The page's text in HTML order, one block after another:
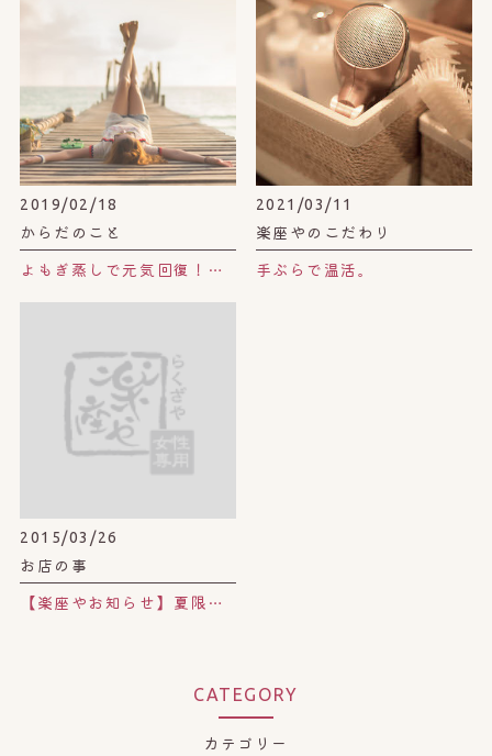
2019/02/18
からだのこと
よもぎ蒸しで元気回復！自分の機嫌は自分でとろう♪
2021/03/11
楽座やのこだわり
手ぶらで温活。
2015/03/26
お店の事
【楽座やお知らせ】夏限定から定番ハーブに復活っ！！「爽快発汗ハーブ」
CATEGORY
カテゴリー